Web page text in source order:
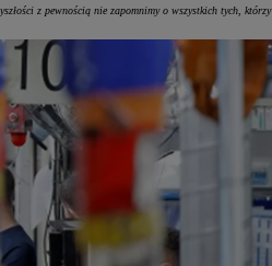
z pewnością nie zapomnimy o wszystkich tych, którzy